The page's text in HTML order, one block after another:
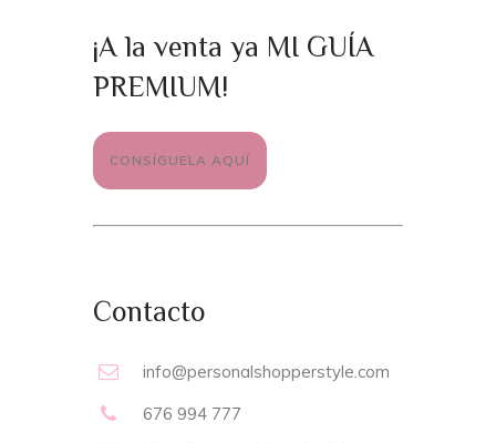
¡A la venta ya MI GUÍA
PREMIUM!
CONSÍGUELA AQUÍ
Contacto
info@personalshopperstyle.com
676 994 777